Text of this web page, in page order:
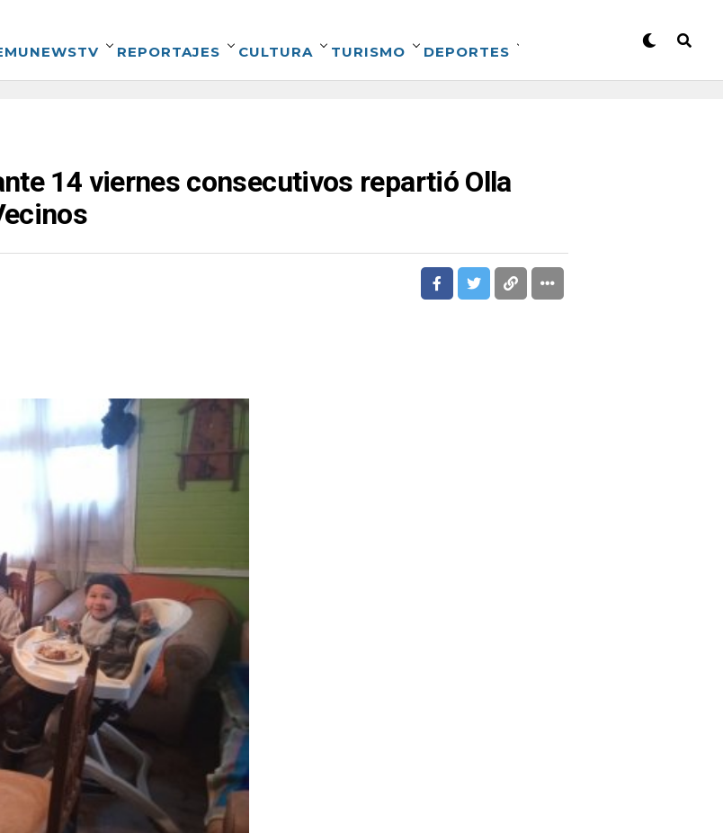
REPORTAJES CULTURA TURISMO DEPORTES
14 viernes consecutivos repartió Olla